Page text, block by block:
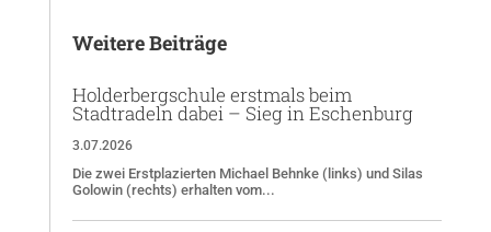
Weitere Beiträge
Holderbergschule erstmals beim
Stadtradeln dabei – Sieg in Eschenburg
3.07.2026
Die zwei Erstplazierten Michael Behnke (links) und Silas
Golowin (rechts) erhalten vom...